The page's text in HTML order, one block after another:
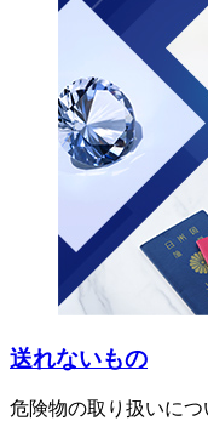
送れないもの
危険物の取り扱いに